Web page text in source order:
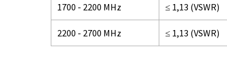
1700 - 2200 MHz ≤ 1,13 (VSWR)
2200 - 2700 MHz ≤ 1,13 (VSWR)